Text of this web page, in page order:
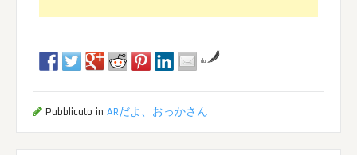
da
Pubblicato inARだよ、おっかさん